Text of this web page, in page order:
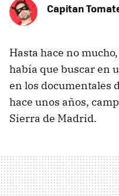
Capitan
Hasta hace no
había que buscar en
en los documentales
hace unos años,
Sierra de Madrid.